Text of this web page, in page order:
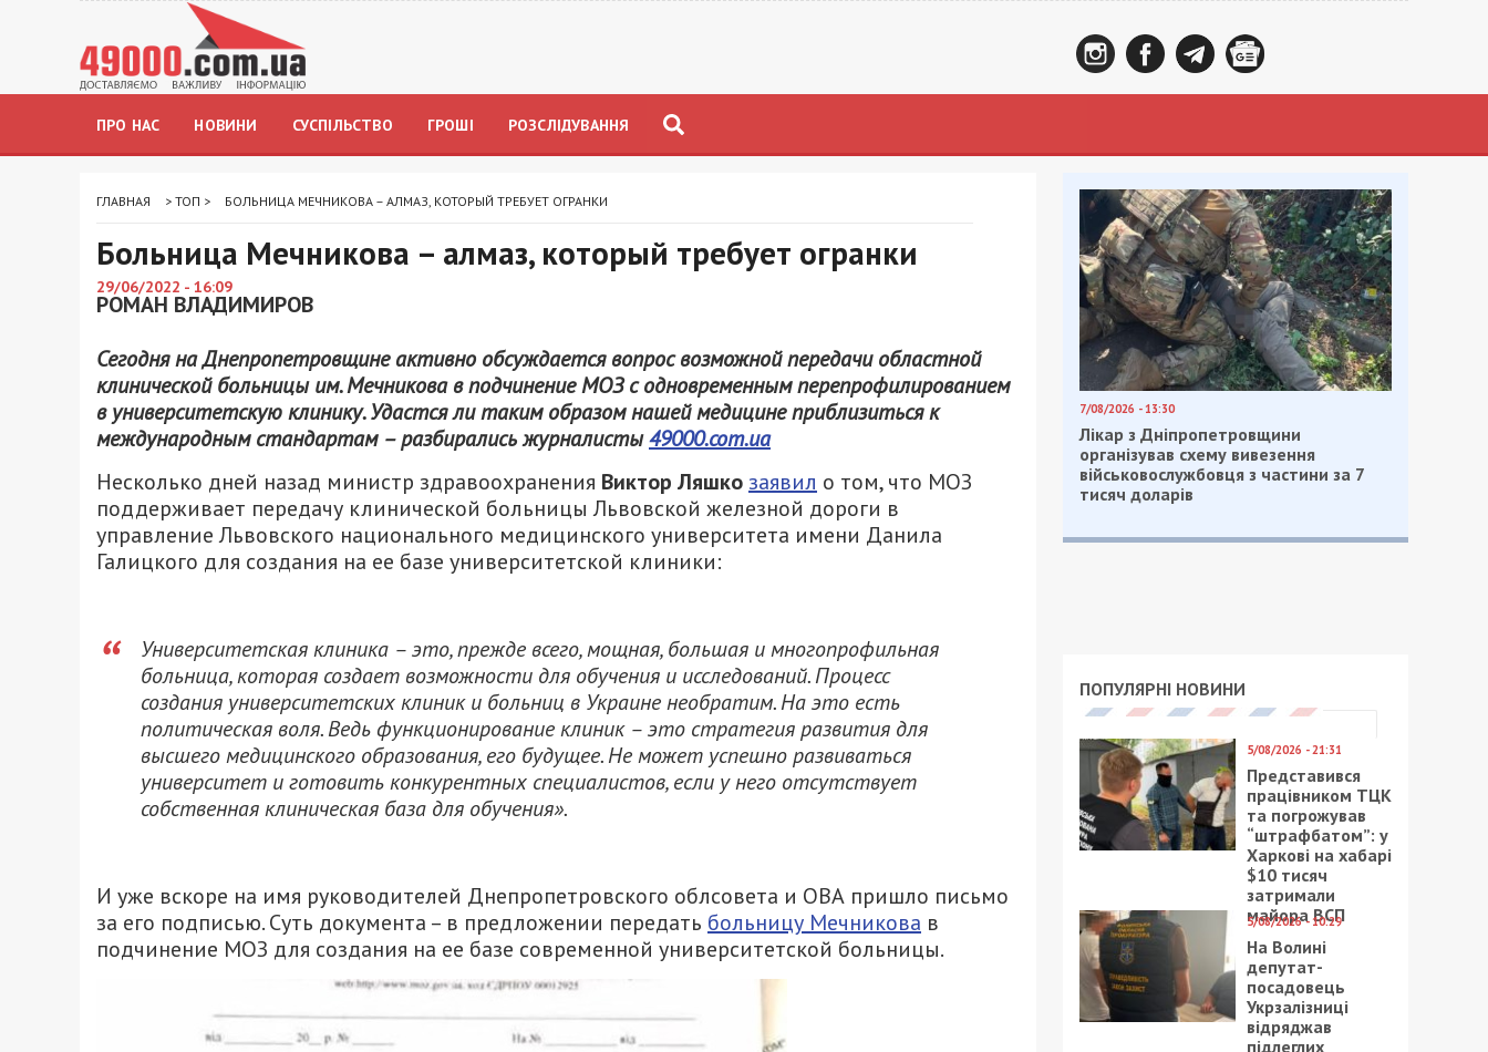
ПРО НАС НОВИНИ СУСПІЛЬСТВО ГРОШІ РОЗСЛІДУВАННЯ
ГЛАВНАЯ > ТОП > БОЛЬНИЦА МЕЧНИКОВА – АЛМАЗ, КОТОРЫЙ ТРЕБУЕТ ОГРАНКИ
Больница Мечникова – алмаз, который требует огранки
29/06/2022 - 16:09
РОМАН ВЛАДИМИРОВ
Сегодня на Днепропетровщине активно обсуждается вопрос возможной передачи областной
клинической больницы им. Мечникова в подчинение МОЗ с одновременным перепрофилированием
в университетскую клинику. Удастся ли таким образом нашей медицине приблизиться к
международным стандартам – разбирались журналисты49000.com.ua
Несколько дней назад министр здравоохранения Виктор Ляшко заявил о том, что МОЗ
поддерживает передачу клинической больницы Львовской железной дороги в
управление Львовского национального медицинского университета имени Данила
Галицкого для создания на ее базе университетской клиники:
Университетская клиника – это, прежде всего, мощная, большая и многопрофильная
больница, которая создает возможности для обучения и исследований. Процесс
создания университетских клиник и больниц в Украине необратим. На это есть
политическая воля. Ведь функционирование клиник – это стратегия развития для
высшего медицинского образования, его будущее. Не может успешно развиваться
университет и готовить конкурентных специалистов, если у него отсутствует
собственная клиническая база для обучения».
И уже вскоре на имя руководителей Днепропетровского облсовета и ОВА пришло письмо
за его подписью. Суть документа – в предложении передать больницу Мечникова в
подчинение МОЗ для создания на ее базе современной университетской больницы.
7/08/2026 - 13:30
Лікар з Дніпропетровщини
організував схему вивезення
військовослужбовця з частини за 7
тисяч доларів
ПОПУЛЯРНІ НОВИНИ
5/08/2026 - 21:31
Представився
працівником ТЦК
та погрожував
“штрафбатом”: у
Харкові на хабарі
$10 тисяч
затримали
майора ВСП
5/08/2026 - 10:29
На Волині
депутат-
посадовець
Укрзалізниці
відряджав
підлеглих